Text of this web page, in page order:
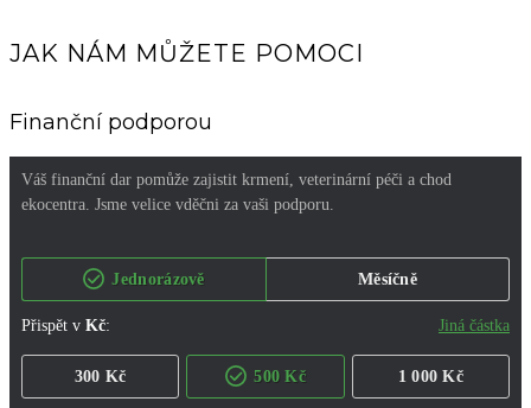
JAK NÁM MŮŽETE POMOCI
Finanční podporou